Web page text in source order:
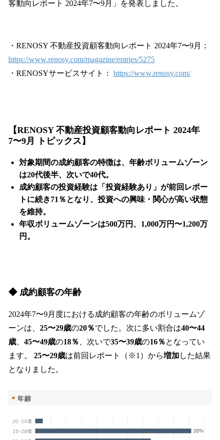
客動向レポート 2024年7〜9月」を発表しました。
・RENOSY 不動産投資顧客動向レポート 2024年7〜9月：
https://www.renosy.com/magazine/entries/5275
・RENOSYサービスサイト： https://www.renosy.com/
【RENOSY 不動産投資顧客動向レポート 2024年
7〜9月 トピックス】
対象期間の成約顧客の特徴は、年齢ボリュームゾーン
は20代後半、次いで40代。
成約顧客の投資経験は「投資経験あり」が前回レポー
トに続き71％となり、投資への興味・関心が高い状態
を維持。
年収ボリュームゾーンは500万円、1,000万円〜1,200万
円。
◆ 成約顧客の年齢
2024年7〜9月度における成約顧客の年齢のボリュームゾ
ーンは、 25〜29歳の20％でした。次に多い割合は40〜44
歳
45〜49歳の18％ 、次いで35〜39歳の16％ となってい
ます。 25〜29歳は前回レポート（※1）から増加 した結果
となりました。